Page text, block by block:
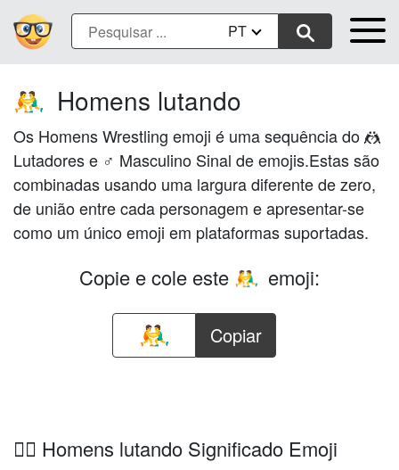
PT
🤼‍♂️ Homens lutando
Os Homens Wrestling emoji é uma sequência do 🤼
Lutadores e ♂ Masculino Sinal de emojis.Estas são
combinadas usando uma largura diferente de zero,
de união entre cada personagem e apresentar-se
como um único emoji em plataformas suportadas.
Copie e cole este 🤼‍♂️ emoji:
Copiar
🤼‍♂️ Homens lutando Significado Emoji